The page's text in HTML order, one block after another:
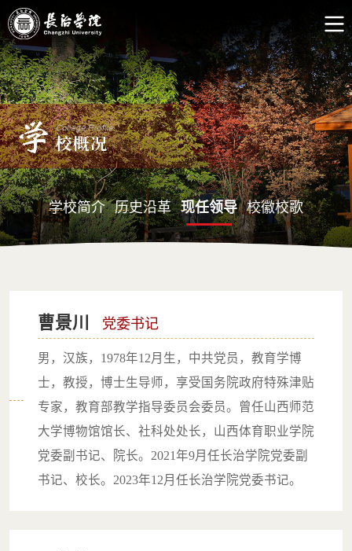
学校简介 历史沿革 现任领导 校徽校歌
曹景川 党委书记
​男，汉族，1978年12月生，中共党员，教育学博
士，教授，博士生导师，享受国务院政府特殊津贴
专家，教育部教学指导委员会委员。曾任山西师范
大学博物馆馆长、社科处处长，山西体育职业学院
党委副书记、院长。2021年9月任长治学院党委副
书记、校长。2023年12月任长治学院党委书记。